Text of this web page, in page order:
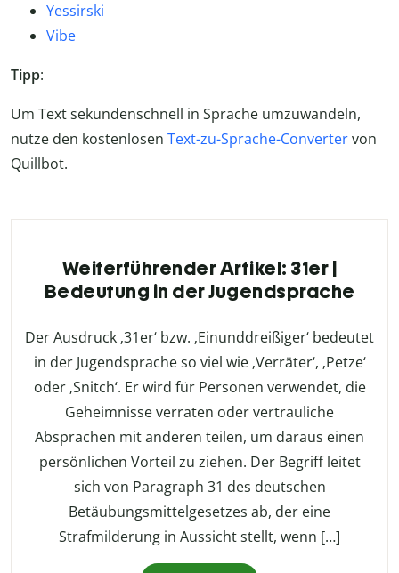
Yessirski
Vibe
Tipp:
Um Text sekundenschnell in Sprache umzuwandeln,
nutze den kostenlosen Text-zu-Sprache-Convertervon
Quillbot.
Weiterführender Artikel: 31er |
Bedeutung in der Jugendsprache
Der Ausdruck ‚31er‘ bzw. ‚Einunddreißiger‘ bedeutet
in der Jugendsprache so viel wie ‚Verräter‘, ‚Petze‘
oder ‚Snitch‘. Er wird für Personen verwendet, die
Geheimnisse verraten oder vertrauliche
Absprachen mit anderen teilen, um daraus einen
persönlichen Vorteil zu ziehen. Der Begriff leitet
sich von Paragraph 31 des deutschen
Betäubungsmittelgesetzes ab, der eine
Strafmilderung in Aussicht stellt, wenn […]